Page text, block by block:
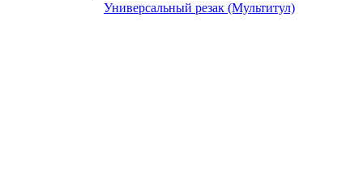
Универсальный резак (Мультитул)